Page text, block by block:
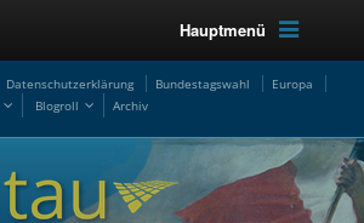
Hauptmenü
Datenschutzerklärung Bundestagswahl
Europa
Blogroll Archiv